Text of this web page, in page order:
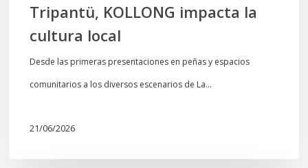
Tripantü, KOLLONG impacta la
cultura local
Desde las primeras presentaciones en peñas y espacios
comunitarios a los diversos escenarios de La…
21/06/2026